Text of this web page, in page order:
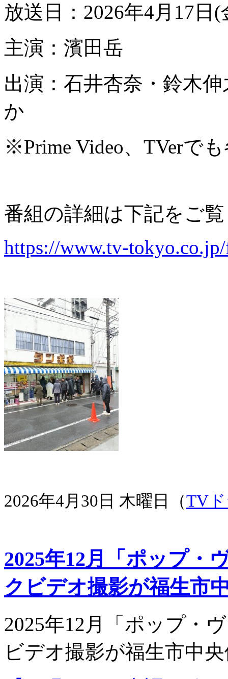
放送日：2026年4月17日
主演：濱田岳
出演：石井杏奈・鈴木
か
※Prime Video、TVerで
番組の詳細は下記をご
https://www.tv-
2026年4月30日 木曜日（TV
2025年12月「ポップ・
クビデオ撮影が福生市
2025年12月「ポップ・
ビデオ撮影が福生市中